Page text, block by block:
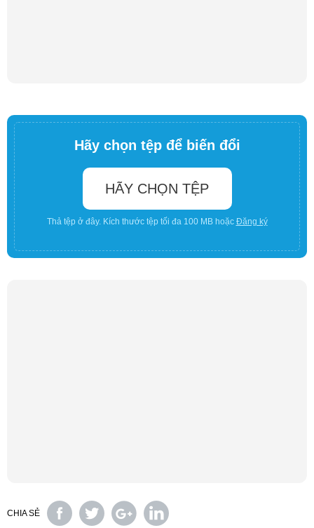
Hãy chọn tệp để biến đổi
HÃY CHỌN TỆP
Thả tệp ở đây. Kích thước tệp tối đa 100 MB hoặc Đăng ký
CHIA SẺ